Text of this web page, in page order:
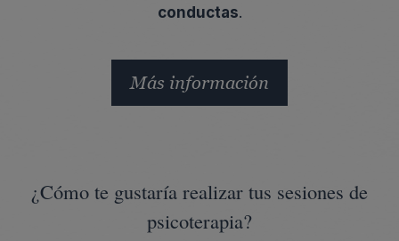
conductas.
Más información
¿Cómo te gustaría realizar tus sesiones de
psicoterapia?